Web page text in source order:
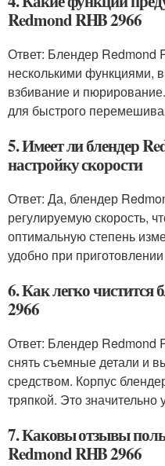
Redmond RHB 2966
Ответ: Блендер Redmond
несколькими функциями,
взбивание и
для быстрого
5. Имеет ли блендер
настройку скорости
Ответ: Да, блендер
регулируемую скорость,
оптимальную степень
удобно при
6. Как легко чистится
2966
Ответ: Блендер Redmond
снять съемные детали и
средством. Корпус
тряпкой. Это значительно
7. Каковы отзывы
Redmond RHB 2966